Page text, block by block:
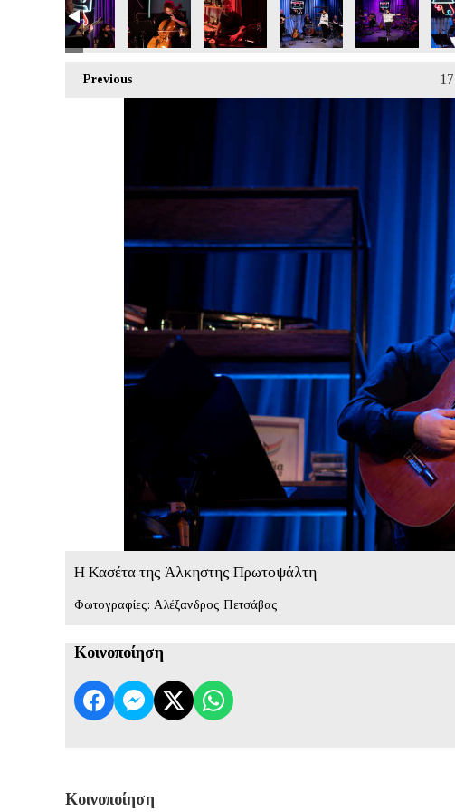
Previous 17
Η Κασέτα της Άλκηστης Πρωτοψάλτη
Φωτογραφίες: Αλέξανδρος Πετσάβας
Κοινοποίηση
Κοινοποίηση